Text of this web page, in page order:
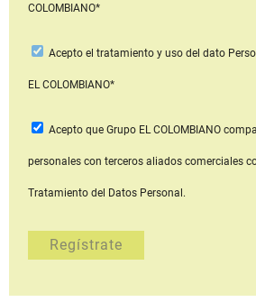
COLOMBIANO*
Acepto el tratamiento y uso del dato
EL COLOMBIANO*
Acepto que Grupo EL COLOMBIANO
personales con terceros aliados comerciales
Tratamiento del Datos Personal.